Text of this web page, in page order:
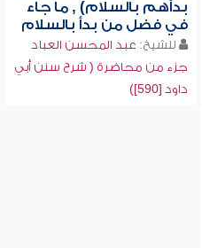
بدأهم بالسلام) , ما جاء
في فضل من بدأ بالسلام
للشيخ: عبد المحسن العباد
جزء من محاضرة ( شرح سنن أبي
داود [590])